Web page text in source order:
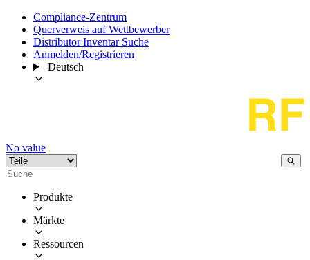
Compliance-Zentrum
Querverweis auf Wettbewerber
Distributor Inventar Suche
Anmelden/Registrieren
Deutsch
No value
Produkte
Märkte
Ressourcen